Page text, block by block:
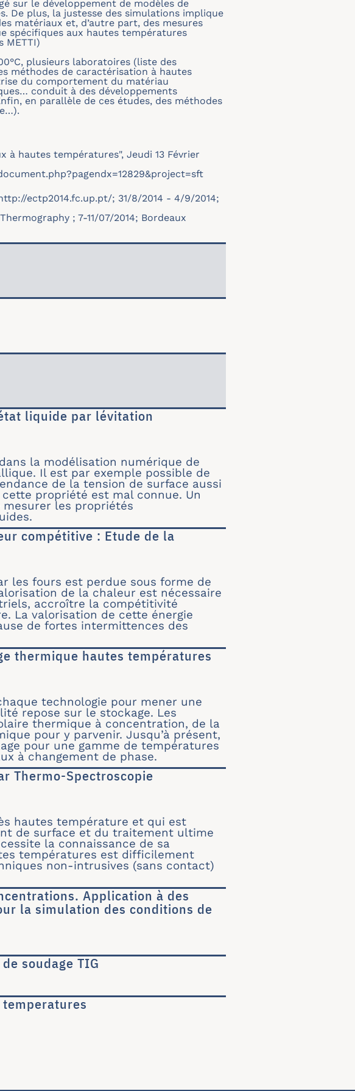
sur le développement de modèles de
De plus, la justesse des simulations implique
matériaux et, d’autre part, des mesures
spécifiques aux hautes températures
METTI)
plusieurs laboratoires (liste des
méthodes de caractérisation à hautes
du comportement du matériau
conduit à des développements
en parallèle de ces études, des méthodes
à hautes températures", Jeudi 13 Février
ectp2014.fc.up.pt/; 31/8/2014 - 4/9/2014;
; 7-11/07/2014; Bordeaux
liquide par lévitation
la modélisation numérique de
Il est par exemple possible de
de la tension de surface aussi
propriété est mal connue. Un
les propriétés
compétitive : Etude de la
les fours est perdue sous forme de
de la chaleur est nécessaire
accroître la compétitivité
La valorisation de cette énergie
de fortes intermittences des
thermique hautes températures
technologie pour mener une
repose sur le stockage. Les
thermique à concentration, de la
pour y parvenir. Jusqu’à présent,
pour une gamme de températures
à changement de phase.
Thermo-Spectroscopie
hautes température et qui est
de surface et du traitement ultime
la connaissance de sa
températures est difficilement
non-intrusives (sans contact)
Application à des
la simulation des conditions de
soudage TIG
temperatures